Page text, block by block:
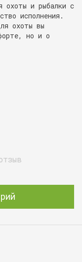
охоты и рыбалки с
исполнения.
охоты вы
но и о